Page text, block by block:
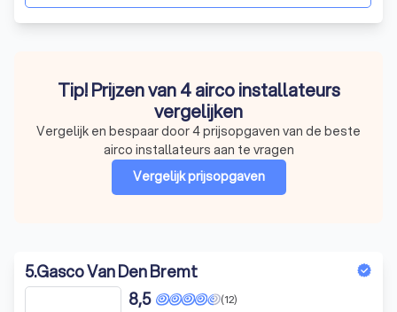
Tip! Prijzen van 4 airco installateurs
vergelijken
Vergelijk en bespaar door 4 prijsopgaven van de beste
airco installateurs aan te vragen
Vergelijk prijsopgaven
5.Gasco Van Den Bremt
(12)
8,5